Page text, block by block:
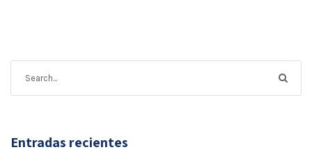
Entradas recientes